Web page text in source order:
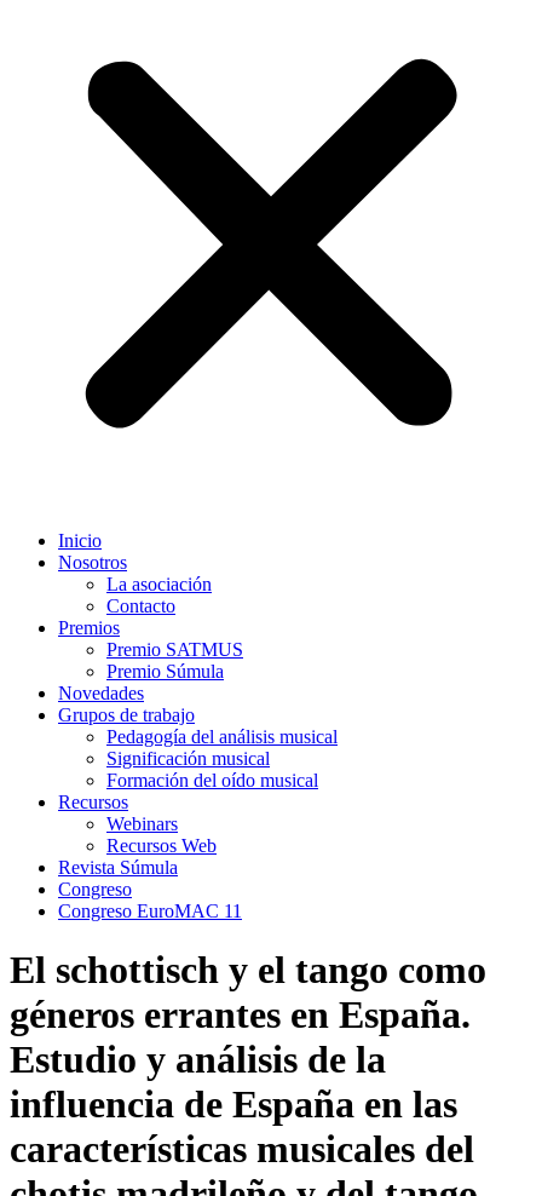
Inicio
Nosotros
La asociación
Contacto
Premios
Premio SATMUS
Premio Súmula
Novedades
Grupos de trabajo
Pedagogía del análisis musical
Significación musical
Formación del oído musical
Recursos
Webinars
Recursos Web
Revista Súmula
Congreso
Congreso EuroMAC 11
El schottisch y el tango como
géneros errantes en España.
Estudio y análisis de la
influencia de España en las
características musicales del